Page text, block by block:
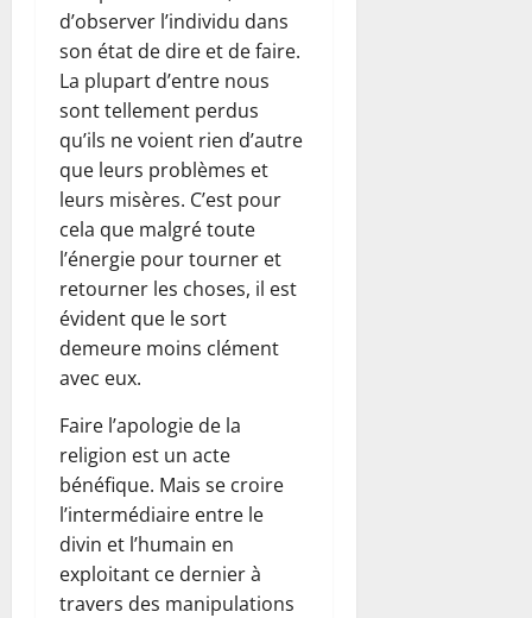
d’observer l’individu dans
son état de dire et de faire.
La plupart d’entre nous
sont tellement perdus
qu’ils ne voient rien d’autre
que leurs problèmes et
leurs misères. C’est pour
cela que malgré toute
l’énergie pour tourner et
retourner les choses, il est
évident que le sort
demeure moins clément
avec eux.
Faire l’apologie de la
religion est un acte
bénéfique. Mais se croire
l’intermédiaire entre le
divin et l’humain en
exploitant ce dernier à
travers des manipulations